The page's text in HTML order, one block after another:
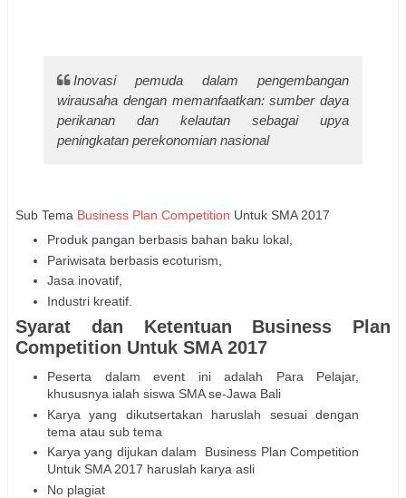
Inovasi pemuda dalam pengembangan
wirausaha dengan memanfaatkan: sumber daya
perikanan dan kelautan sebagai upya
peningkatan perekonomian nasional
Sub Tema Business Plan Competition Untuk SMA 2017
Produk pangan berbasis bahan baku lokal,
Pariwisata berbasis ecoturism,
Jasa inovatif,
Industri kreatif.
Syarat dan Ketentuan Business Plan
Competition Untuk SMA 2017
Peserta dalam event ini adalah Para Pelajar,
khususnya ialah siswa SMA se-Jawa Bali
Karya yang dikutsertakan haruslah sesuai dengan
tema atau sub tema
Karya yang dijukan dalam Business Plan Competition
Untuk SMA 2017 haruslah karya asli
No plagiat